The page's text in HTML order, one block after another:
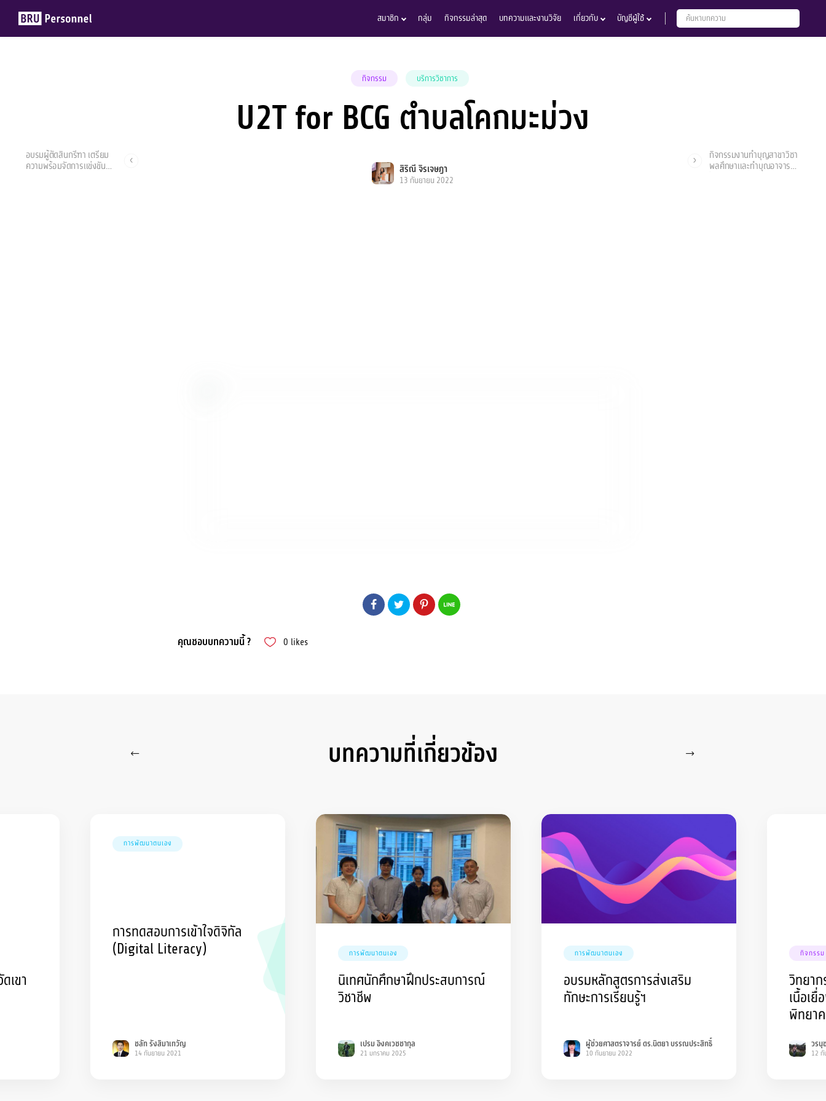
สมาชิก กลุ่ม กิจกรรมล่าสุด บทความและงานวิจัย เกี่ยวกับ บัญชีผู้ใช้
กิจกรรม บริการวิชาการ
U2T for BCG ตำบลโคกมะม่วง
สิริณี จิรเจษฎา
13 กันยายน 2022
คุณชอบบทความนี้ ? 0 likes
อบรมผู้ตัดสินกรีฑา เตรียม
ความพร้อมจัดการแข่งขัน
กิจกรรมงานทำบุญสาขาวิชา
พลศึกษาและทำบุณอาจารย์
บทความที่เกี่ยวข้อง
เขา
การพัฒนาตนเอง
การทดสอบการเข้าใจดิจิทัล
(Digital Literacy)
ชลัท รังสิมาเทวัญ
14 กันยายน 2021
การพัฒนาตนเอง
นิเทศนักศึกษาฝึกประสบการณ์
วิชาชีพ
เปรม อิงคเวชชากุล
21 มกราคม 2025
การพัฒนาตนเอง
อบรมหลักสูตรการส่งเสริม
ทักษะการเรียนรู้ฯ
ผู้ช่วยศาสตราจารย์ ดร.นิตยา บรรณประสิทธิ์
10 กันยายน 2022
กิจกรรม
วิทยาก
เนื้อเยื่
พิทยา
วรนุ
12